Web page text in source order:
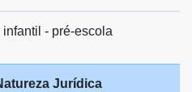
infantil - pré-escola
Jurídica